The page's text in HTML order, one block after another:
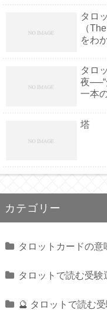
タロ
（
をわ
タロ
夜──“
一本
塔
カテゴリー
タロットカードの意
タロットで読む受験
🔮 タロットで読む